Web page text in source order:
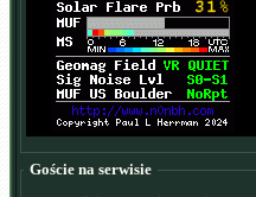
Goście na serwisie